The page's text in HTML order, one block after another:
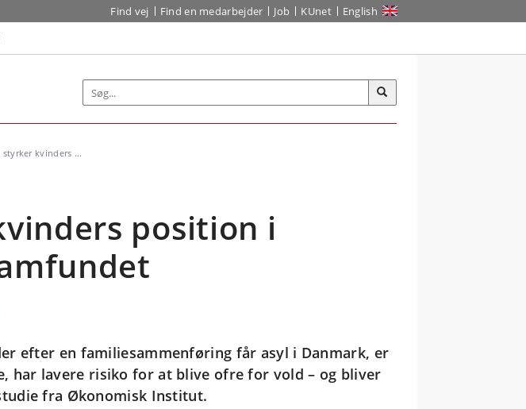
Find vej Find en medarbejder Job KUnet English
styrker kvinders ...
position i
efter en familiesammenføring får asyl i Danmark, er
har lavere risiko for at blive ofre for vold – og bliver
fra Økonomisk Institut.